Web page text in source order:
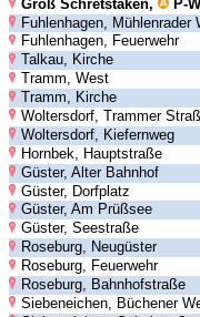
Groß Schretstaken,
P-
Fuhlenhagen, Mühlenrader
Fuhlenhagen, Feuerwehr
Talkau, Kirche
Tramm, West
Tramm, Kirche
Woltersdorf, Trammer
Woltersdorf, Kiefernweg
Hornbek, Hauptstraße
Güster, Alter Bahnhof
Güster, Dorfplatz
Güster, Am Prüßsee
Güster, Seestraße
Roseburg, Neugüster
Roseburg, Feuerwehr
Roseburg, Bahnhofstraße
Siebeneichen, Büchener